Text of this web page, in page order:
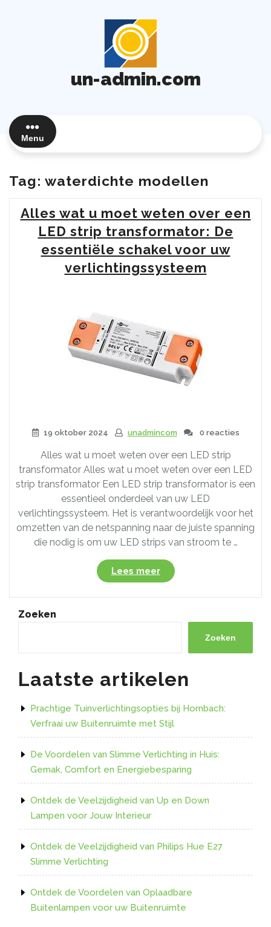
un-admin.com
Menu
Tag: waterdichte modellen
Alles wat u moet weten over een
LED strip transformator: De
essentiële schakel voor uw
verlichtingssysteem
19 oktober 2024 unadmincom 0 reacties
Alles wat u moet weten over een LED strip
transformator Alles wat u moet weten over een LED
strip transformator Een LED strip transformator is een
essentieel onderdeel van uw LED
verlichtingssysteem. Het is verantwoordelijk voor het
omzetten van de netspanning naar de juiste spanning
die nodig is om uw LED strips van stroom te …
Lees meer“Alles
wat
u
weten
een
strip
De
schakel
uw
verlichtingssysteem”
Zoeken
Zoeken
Laatste artikelen
Prachtige Tuinverlichtingsopties bij Hornbach:
Verfraai uw Buitenruimte met Stijl
De Voordelen van Slimme Verlichting in Huis:
Gemak, Comfort en Energiebesparing
Ontdek de Veelzijdigheid van Up en Down
Lampen voor Jouw Interieur
Ontdek de Veelzijdigheid van Philips Hue E27
Slimme Verlichting
Ontdek de Voordelen van Oplaadbare
Buitenlampen voor uw Buitenruimte